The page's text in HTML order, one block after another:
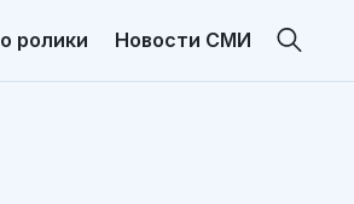
ролики Новости СМИ